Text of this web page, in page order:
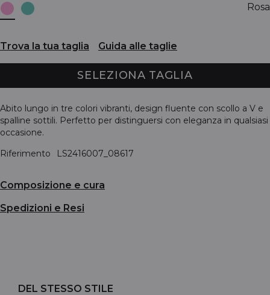
Rosa
Trova la tua taglia Guida alle taglie
SELEZIONA TAGLIA
Abito lungo in tre colori vibranti, design fluente con scollo a V e
spalline sottili. Perfetto per distinguersi con eleganza in qualsiasi
occasione.
Riferimento
LS2416007_08617
Composizione e cura
Spedizioni e Resi
DEL STESSO STILE